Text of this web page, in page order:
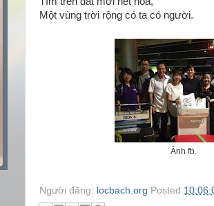
Một vùng trời rộng có ta có người.
Ẳnh fb.
Người đăng: locbach.org Posted